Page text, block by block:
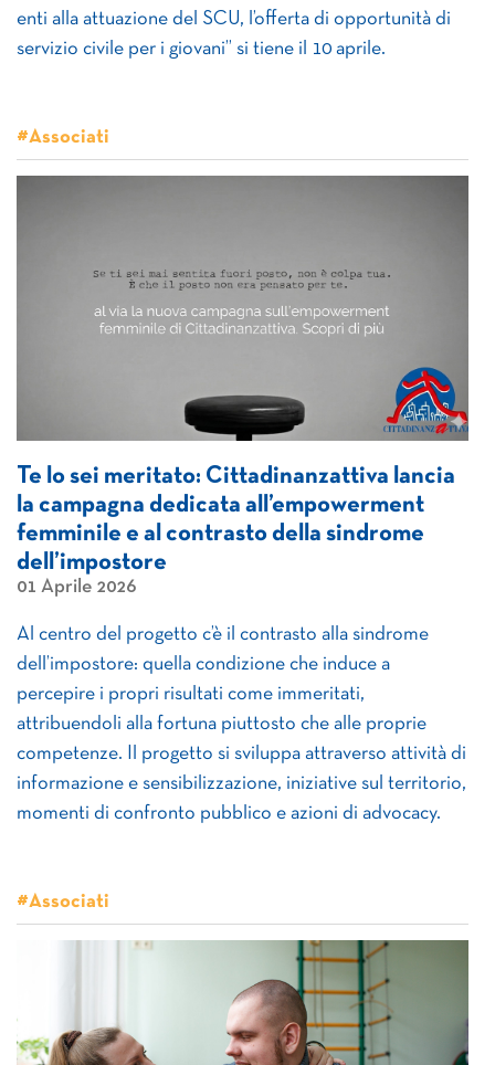
enti alla attuazione del SCU, l’offerta di opportunità di
servizio civile per i giovani” si tiene il 10 aprile.
#Associati
Te lo sei meritato: Cittadinanzattiva lancia
la campagna dedicata all’empowerment
femminile e al contrasto della sindrome
dell’impostore
01 Aprile 2026
Al centro del progetto c’è il contrasto alla sindrome
dell’impostore: quella condizione che induce a
percepire i propri risultati come immeritati,
attribuendoli alla fortuna piuttosto che alle proprie
competenze. Il progetto si sviluppa attraverso attività di
informazione e sensibilizzazione, iniziative sul territorio,
momenti di confronto pubblico e azioni di advocacy.
#Associati